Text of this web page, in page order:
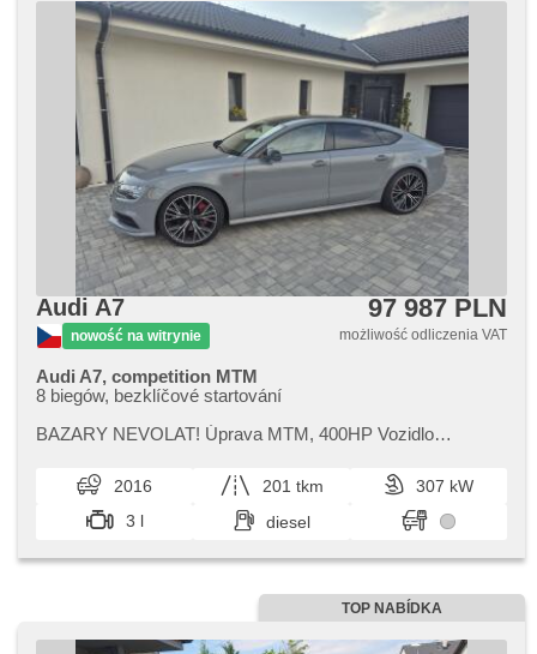
Audi A7
nowość na witrynie
97 987 PLN
możliwość odliczenia VAT
Audi A7, competition MTM
8 biegów, bezklíčové startování
BAZARY NEVOLAT! Úprava MTM,​ 400HP Vozidlo
červenci bylo vozidlo v audi na k...
2016 201 tkm
307 kW
3 l
diesel
TOP NABÍDKA